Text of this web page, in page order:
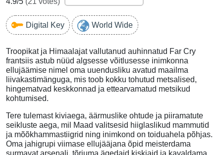
Digital Key World Wide
Troopikat ja Himaalajat vallutanud auhinnatud Far Cry
frantsiis astub nüüd algsesse võitlusesse inimkonna
ellujäämise nimel oma uuendusliku avatud maailma
liivakastimänguga, mis toob kokku tohutud metsalised,
hingematvad keskkonnad ja ettearvamatud metsikud
kohtumised.
Tere tulemast kiviaega, äärmuslike ohtude ja piiramatute
seikluste aega, mil Maad valitsesid hiiglaslikud mammutid
ja mõõkhammastiigrid ning inimkond on toiduahela põhjas.
Oma jahigrupi viimase ellujääjana õpid meisterdama
surmavat arsenali, tõrjuma ägedaid kiskjaid ja kavaldama